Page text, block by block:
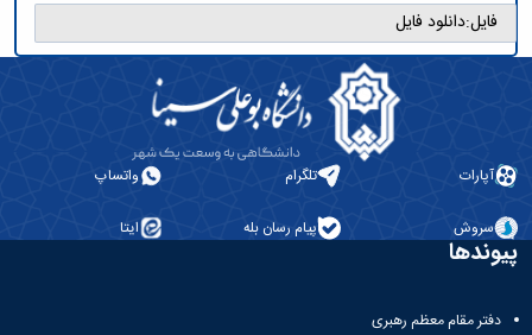
فایل:دانلود فایل
آپارات تلگرام واتساپ
سروش پیام رسان بله ایتا
پیوندها
دفتر مقام معظم رهبری